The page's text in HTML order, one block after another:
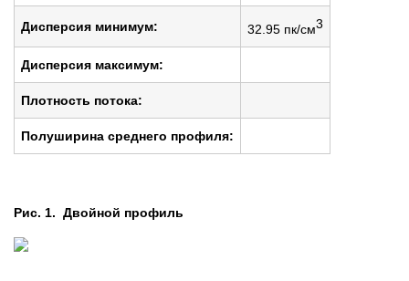
Дисперсия минимум: 32.95 пк/см3
Дисперсия максимум:
Плотность потока:
Полуширина среднего профиля:
Рис. 1. Двойной профиль